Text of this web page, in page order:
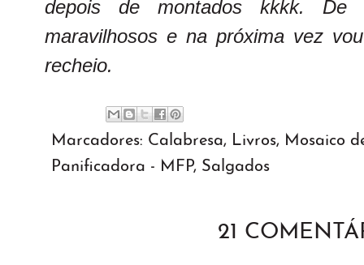
depois de montados kkkk. De
maravilhosos e na próxima vez
recheio.
Marcadores: Calabresa, Livros, Mosaico
Panificadora - MFP, Salgados
21